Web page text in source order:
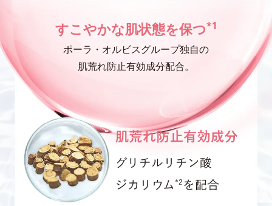
すこやかな肌状態を保つ*1
ポーラ・オルビスグループ独自の
肌荒れ防止有効成分配合。